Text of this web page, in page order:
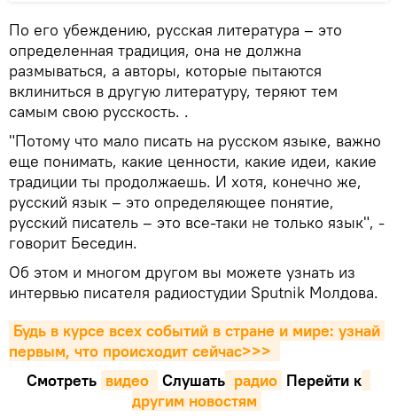
По его убеждению, русская литература – это
определенная традиция, она не должна
размываться, а авторы, которые пытаются
вклиниться в другую литературу, теряют тем
самым свою русскость. .
"Потому что мало писать на русском языке, важно
еще понимать, какие ценности, какие идеи, какие
традиции ты продолжаешь. И хотя, конечно же,
русский язык – это определяющее понятие,
русский писатель – это все-таки не только язык", -
говорит Беседин.
Об этом и многом другом вы можете узнать из
интервью писателя радиостудии Sputnik Молдова.
Будь в курсе всех событий в стране и мире: узнай
первым, что происходит сейчаc>>>
Смотреть видео Cлушать радио Перейти к
другим новостям